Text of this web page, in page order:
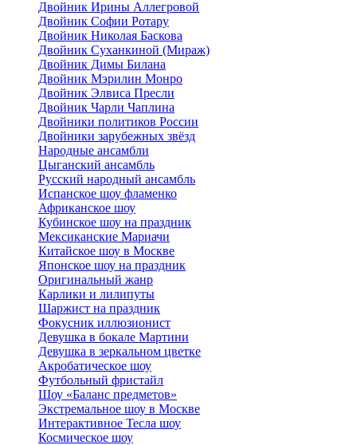
Двойник Ирины Аллегровой
Двойник Софии Ротару
Двойник Николая Баскова
Двойник Суханкиной (Мираж)
Двойник Димы Билана
Двойник Мэрилин Монро
Двойник Элвиса Пресли
Двойник Чарли Чаплина
Двойники политиков России
Двойники зарубежных звёзд
Народные ансамбли
Цыганский ансамбль
Русский народный ансамбль
Испанское шоу фламенко
Африканское шоу
Кубинское шоу на праздник
Мексиканские Мариачи
Китайское шоу в Москве
Японское шоу на праздник
Оригинальный жанр
Карлики и лилипуты
Шаржист на праздник
Фокусник иллюзионист
Девушка в бокале Мартини
Девушка в зеркальном цветке
Акробатическое шоу
Футбольный фристайл
Шоу «Баланс предметов»
Экстремальное шоу в Москве
Интерактивное Тесла шоу
Космическое шоу